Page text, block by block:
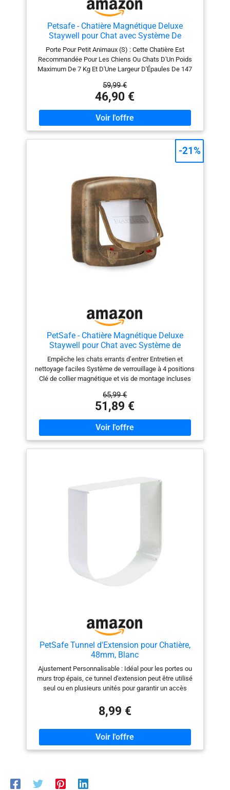
Petsafe - Chatière Magnétique Deluxe
Staywell pour Chat avec Système De
Verrouillage À 4 Positions - Collier avec Clé
Magnétique - Facile À Installer – Blanc
Porte Pour Petit Animaux (S) : Cette Chatière Est
Recommandée Pour Les Chiens Ou Chats D'Un Poids
Maximum De 7 Kg Et D'Une Largeur D'Épaules De 147
Cette Chatière Vous Permet D'Offrir Un Maximum De
Liberté À Votre Chien Ou Votre Chat ; C'Est La Solution
Idéale Pour Donner À Chien Ou Chat Accès À Votre
Maison, Sans Avoir À Constamment Lui Ouvrir La Porte,
Votre Animal Sera Plus Autonome Verrouillage Simple
Et Pratique : En Plus D'Être Facile À Installer, Cette
Porte Permet D'Offrir Un Maximum De Liberté À Votre
Ce Panneau Est Très Pratique Lorsque Vous Ne Voulez
Pas Que Votre Chien Ne Rentre Ou Sorte Resistante :
Cette Porte Pour Animaux Est Robuse Grâce À Son
Battant En Plastique Transparent Rigide Et Son Cadre
Résistant En Plastique De Qualité ; Cette Porte Est
Adaptée À La Plupart Des Murs Et Portes Standard
Garantie : Cette Chatière De Luxe À Verrouillage
Magnétique 4 Positions Petsafe Staywell Bénéficie
D'Une Garantie Limitée De 3 Ans
59,99 €
46,90 €
PetSafe - Chatière Magnétique Deluxe
Staywell pour Chat avec Système de
Verrouillage à 4 Positions - Collier avec clé
magnétique - Facile à Installer - Finition Bois
Empêche les chats errants d’entrer Entretien et
nettoyage faciles Système de verrouillage à 4 positions
Clé de collier magnétique et vis de montage incluses
objet est un clapet de chat magnétique qui ne
nécessite pas de piles
65,99 €
51,89 €
-21%
PetSafe Tunnel d'Extension pour Chatière,
48mm, Blanc
Ajustement Personnalisable : Idéal pour les portes ou
murs trop épais, ce tunnel d'extension peut être utilisé
seul ou en plusieurs unités pour garantir un accès
pour fonctionner sans problème avec les chatières
manuelles, magnétiques et infrarouges des séries 300,
400 et 500 Installation Facile : Il vous suffit de fixer le
tunnel d'extension à votre chatière existante pour une
mise en place rapide et simple, améliorant ainsi l'accès
en plastique flexible pour une adaptation précise et
8,99 €